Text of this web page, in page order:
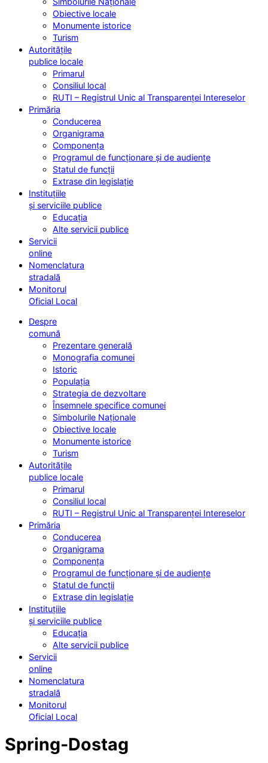
Obiective locale
Monumente istorice
Turism
Autoritățile
publice locale
Primarul
Consiliul local
RUTI – Registrul Unic al Transparenței Intereselor
Primăria
Conducerea
Organigrama
Componența
Programul de funcționare și de audiențe
Statul de funcții
Extrase din legislație
Instituțiile
și serviciile publice
Educația
Alte servicii publice
Servicii
online
Nomenclatura
stradală
Monitorul
Oficial Local
Despre
comună
Prezentare generală
Monografia comunei
Istoric
Populația
Strategia de dezvoltare
Însemnele specifice comunei
Simbolurile Naționale
Obiective locale
Monumente istorice
Turism
Autoritățile
publice locale
Primarul
Consiliul local
RUTI – Registrul Unic al Transparenței Intereselor
Primăria
Conducerea
Organigrama
Componența
Programul de funcționare și de audiențe
Statul de funcții
Extrase din legislație
Instituțiile
și serviciile publice
Educația
Alte servicii publice
Servicii
online
Nomenclatura
stradală
Monitorul
Oficial Local
Spring-Dostag